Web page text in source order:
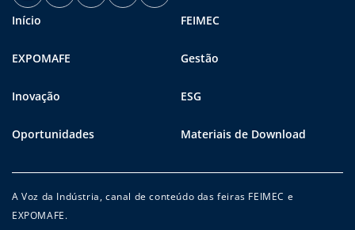
Início FEIMEC
EXPOMAFE Gestão
Inovação ESG
Oportunidades Materiais de Download
A Voz da Indústria, canal de conteúdo das feiras FEIMEC e
EXPOMAFE.